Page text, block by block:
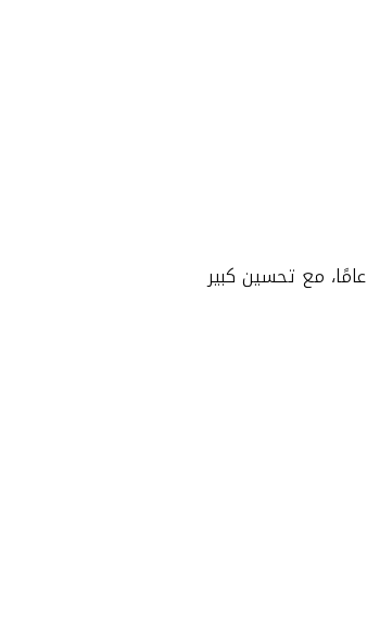
يمكن إجراؤها أيضًا لكبار السن بعد تقييم الحالة الصحية، وقد أظهرت التجارب نجاح العملية للمرضى الذين تجاوزوا 70 عامًا، مع تحسين كبير